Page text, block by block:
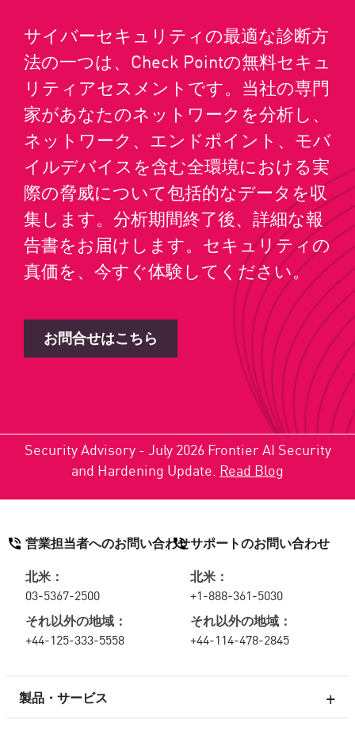
サイバーセキュリティの最適な診断方
法の一つは、Check Pointの無料セキュ
リティアセスメントです。当社の専門
家があなたのネットワークを分析し、
ネットワーク、エンドポイント、モバ
イルデバイスを含む全環境における実
際の脅威について包括的なデータを収
集します。分析期間終了後、詳細な報
告書をお届けします。セキュリティの
真価を、今すぐ体験してください。
お問合せはこちら
Security Advisory - July 2026 Frontier AI Security
and Hardening Update. Read Blog
製品・サービス
営業担当者へのお問い合わせ
北米：
03-5367-2500
それ以外の地域：
+44-125-333-5558
サポートのお問い合わせ
北米：
+1-888-361-5030
それ以外の地域：
+44-114-478-2845